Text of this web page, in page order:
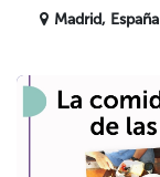
Madrid, España